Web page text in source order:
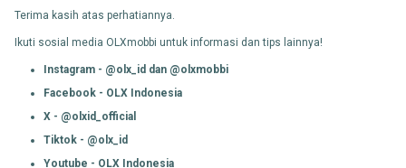
Terima kasih atas perhatiannya.
Ikuti sosial media OLXmobbi untuk informasi dan tips lainnya!
Instagram - @olx_id dan @olxmobbi
Facebook - OLX Indonesia
X - @olxid_official
Tiktok - @olx_id
Youtube - OLX Indonesia